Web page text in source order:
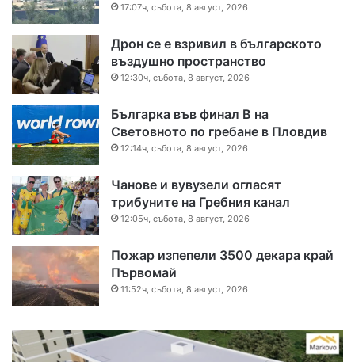
17:07ч, събота, 8 август, 2026
Дрон се е взривил в българското
въздушно пространство
12:30ч, събота, 8 август, 2026
Българка във финал B на
Световното по гребане в Пловдив
12:14ч, събота, 8 август, 2026
Чанове и вувузели огласят
трибуните на Гребния канал
12:05ч, събота, 8 август, 2026
Пожар изпепели 3500 декара край
Първомай
11:52ч, събота, 8 август, 2026